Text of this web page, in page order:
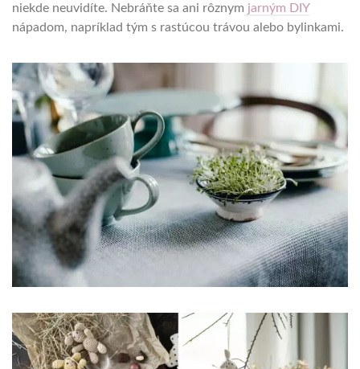
niekde neuvidíte. Nebráňte sa ani rôznym jarným DIY
nápadom, napríklad tým s rastúcou trávou alebo bylinkami.